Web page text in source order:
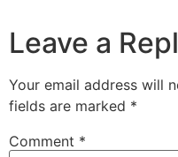
Leave a
Your email address will
fields are marked *
Comment *